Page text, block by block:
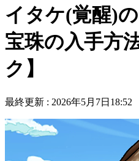
イタケ(覚醒)
宝珠の入手方
ク】
最終更新 : 2026年5月7日18:52